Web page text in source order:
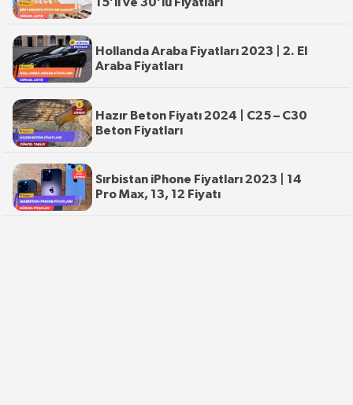
Hollanda Araba Fiyatları 2023 | 2. El
Araba Fiyatları
Hazır Beton Fiyatı 2024 | C25 – C30
Beton Fiyatları
Sırbistan iPhone Fiyatları 2023 | 14
Pro Max, 13, 12 Fiyatı